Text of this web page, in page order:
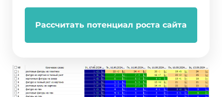
Рассчитать потенциал роста сайта